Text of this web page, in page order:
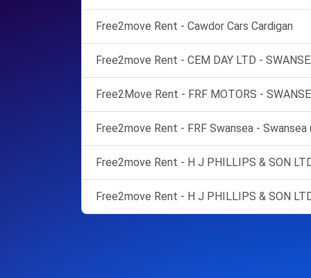
Free2move Rent - Cawdor Cars Cardigan
Free2move Rent - CEM DAY LTD -
Free2Move Rent - FRF MOTORS -
Free2move Rent - FRF Swansea - Swansea
Free2move Rent - H J PHILLIPS & SON
Free2move Rent - H J PHILLIPS & SON